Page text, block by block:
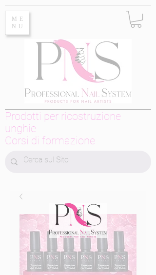
ME
NU
Prodotti per ricostruzione
unghie
Corsi di formazione